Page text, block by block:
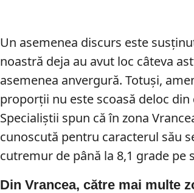
Un asemenea discurs este
noastră deja au avut loc câteva
asemenea anvergură. Totuși,
proporții nu este scoasă deloc
Specialiștii spun că în zona
cunoscută pentru caracterul său
cutremur de până la 8,1 grade pe
Din Vrancea, către mai multe